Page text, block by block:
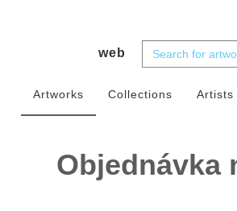
web
Artworks Collections Artists
Objednávka